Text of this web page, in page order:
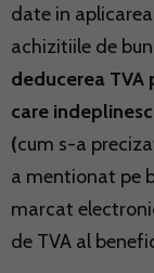
date in
achizitiile de
deducerea
care
(cum s-a
a mentionat pe
marcat
de TVA al